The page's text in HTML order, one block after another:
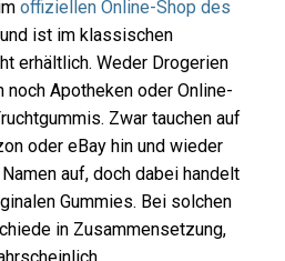
offiziellen Online-Shop des
ist im klassischen
erhältlich. Weder Drogerien
Apotheken oder Online-
Zwar tauchen auf
oder eBay hin und wieder
auf, doch dabei handelt
Gummies. Bei solchen
in Zusammensetzung,